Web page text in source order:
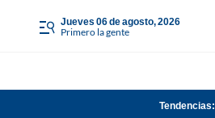
jueves 06 de agosto, 2026
Primero la gente
Tendencias: